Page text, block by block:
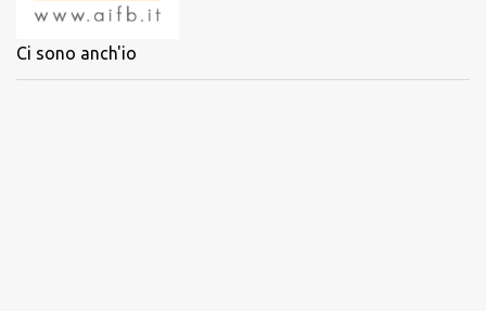
Ci sono anch'io